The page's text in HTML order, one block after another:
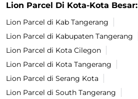
Lion Parcel Di Kota-Kota Besar:
Lion Parcel di Kab Tangerang
Lion Parcel di Kabupaten Tangerang
Lion Parcel di Kota Cilegon
Lion Parcel di Kota Tangerang
Lion Parcel di Serang Kota
Lion Parcel di South Tangerang